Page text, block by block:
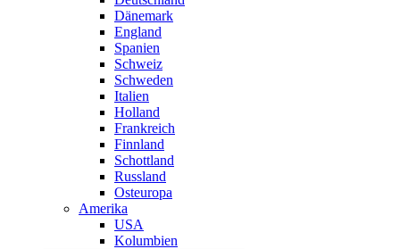
Dänemark
England
Spanien
Schweiz
Schweden
Italien
Holland
Frankreich
Finnland
Schottland
Russland
Osteuropa
Amerika
USA
Kolumbien